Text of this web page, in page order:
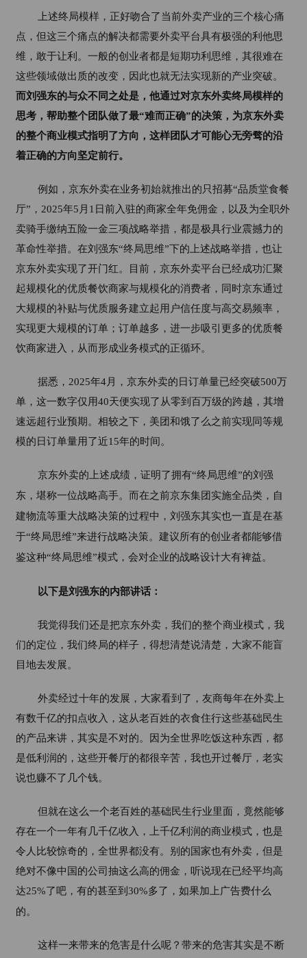
上述终局模样，正好吻合了当前外卖产业的三个核心痛
点，但这三个痛点的解决都需要外卖平台具有极强的利他思
维，敢于让利。一般的创业者都是短期功利思维，其很难在
这些领域做出质的改变，因此也就无法实现新的产业突破。
而刘强东的与众不同之处是，他通过对京东外卖终局模样的
思考，帮助整个团队做了最“难而正确”的决策，为京东外卖
的整个商业模式指明了方向，这样团队才可能心无旁骛的沿
着正确的方向坚定前行。
例如，京东外卖在业务初始就推出的只招募“品质堂食餐
厅”，2025年5月1日前入驻的商家全年免佣金，以及为全职外
卖骑手缴纳五险一金三项战略举措，都是极具行业震撼力的
革命性举措。在刘强东“终局思维”下的上述战略举措，也让
京东外卖实现了开门红。目前，京东外卖平台已经成功汇聚
起规模化的优质餐饮商家与规模化的消费者，同时京东通过
大规模的补贴与优质服务建立起用户信任度与高交易频率，
实现更大规模的订单；订单越多，进一步吸引更多的优质餐
饮商家进入，从而形成业务模式的正循环。
据悉， 2025年4月，京东外卖的日订单量已经突破500万
单，这一数字仅用40天便实现了从零到百万级的跨越，其增
速远超行业预期。相较之下，美团和饿了么之前实现同等规
模的日订单量用了近15年的时间。
京东外卖的上述成绩，证明了拥有“终局思维”的刘强
东，堪称一位战略高手。而在之前京东集团实施全品类，自
建物流等重大战略决策的过程中，刘强东其实也一直是在基
于“终局思维”来进行战略决策。建议所有的创业者都能够借
鉴这种“终局思维”模式，会对企业的战略设计大有裨益。
以下是刘强东的内部讲话：
我觉得我们还是把京东外卖，我们的整个商业模式，我
们的定位，我们终局的样子，得想清楚说清楚，大家不能盲
目地去发展。
外卖经过十年的发展，大家看到了，友商每年在外卖上
有数千亿的扣点收入，这从老百姓的衣食住行这些基础民生
的产品来讲，其实是不对的。因为全世界吃饭这种东西，都
是低利润的，这些开餐厅的都很辛苦，我也开过餐厅，老实
说也赚不了几个钱。
但就在这么一个老百姓的基础民生行业里面，竟然能够
存在一个一年有几千亿收入，上千亿利润的商业模式，也是
令人比较惊奇的，全世界都没有。别的国家也有外卖，但是
绝对不像中国的公司抽这么高的佣金，听说现在已经平均高
达25%了吧，有的甚至到 30%多了，如果加上广告费什么
的。
这样一来带来的危害是什么呢？带来的危害其实是不断